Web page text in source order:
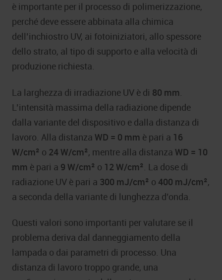
è importante per il processo di polimerizzazione,
perché deve essere abbinata alla chimica
dell’inchiostro UV, ai fotoiniziatori, allo spessore
dello strato, al tipo di supporto e alla velocità di
produzione richiesta.
La larghezza di irradiazione UV è di 80 mm.
L’intensità massima della radiazione dipende
dalla variante del dispositivo e dalla distanza di
lavoro. Alla distanza WD = 0 mm è pari a 16
W/cm² o 24 W/cm², mentre alla distanza WD = 10
mm è pari a 9 W/cm² o 12 W/cm². La dose di
radiazione UV è pari a 300 mJ/cm² o 400 mJ/cm²,
a seconda della variante di lunghezza d’onda.
Questi valori sono importanti per valutare se il
problema deriva dal danneggiamento della
lampada o dai parametri di processo. Una
distanza di lavoro troppo grande, una